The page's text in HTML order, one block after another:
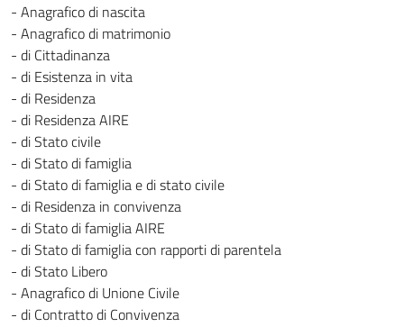
- Anagrafico di nascita
- Anagrafico di matrimonio
- di Cittadinanza
- di Esistenza in vita
- di Residenza
- di Residenza AIRE
- di Stato civile
- di Stato di famiglia
- di Stato di famiglia e di stato civile
- di Residenza in convivenza
- di Stato di famiglia AIRE
- di Stato di famiglia con rapporti di parentela
- di Stato Libero
- Anagrafico di Unione Civile
- di Contratto di Convivenza